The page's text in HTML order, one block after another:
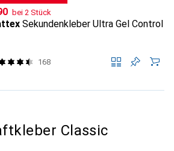
bei 2 Stück
Sekundenkleber Ultra Gel Control
168
Classic